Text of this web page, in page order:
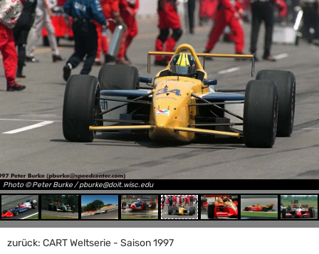
Photo © Peter Burke / pburke@doit.wisc.edu
zurück: CART Weltserie - Saison 1997